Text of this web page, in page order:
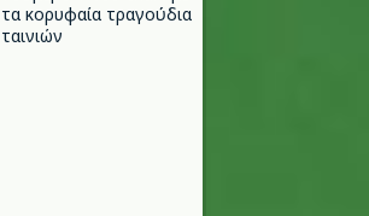
τα κορυφαία τραγούδια
ταινιών